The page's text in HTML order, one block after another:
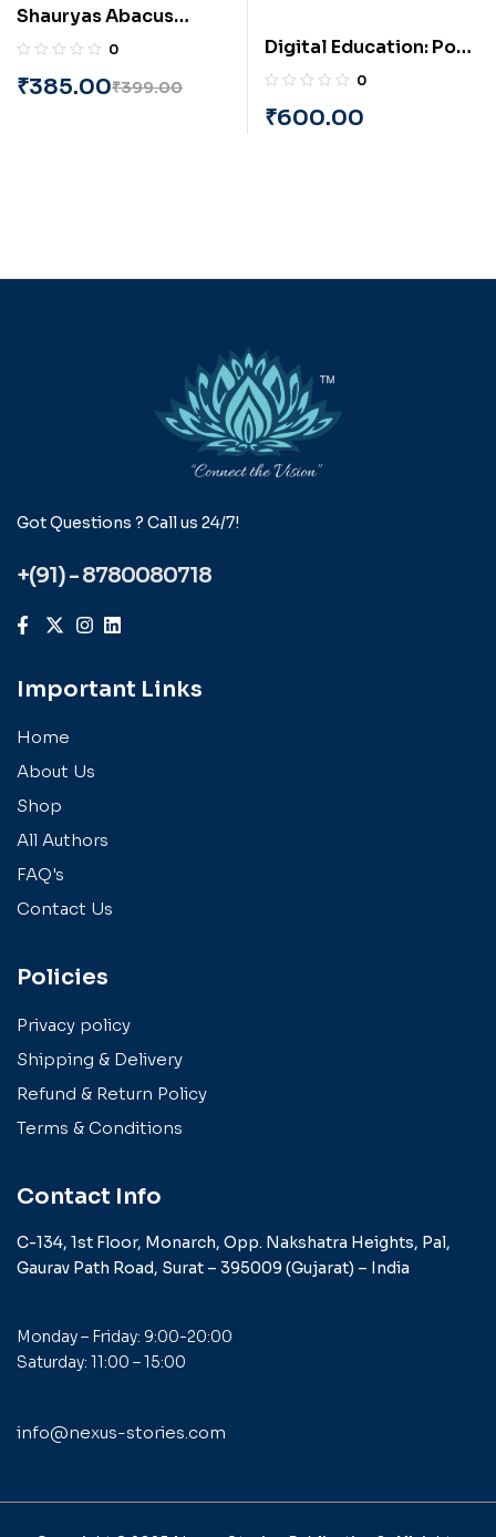
Shauryas Abacus
Level-1 (English) BY
0
₹399.00
₹385.00
Digital Education: Post
COVID Era (English) By
0
₹600.00
Got Questions ? Call us 24/7!
+(91) - 8780080718
Important Links
Home
About Us
Shop
All Authors
FAQ's
Contact Us
Policies
Privacy policy
Shipping & Delivery
Refund & Return Policy
Terms & Conditions
Contact Info
C-134, 1st Floor, Monarch, Opp. Nakshatra Heights, Pal,
Gaurav Path Road, Surat – 395009 (Gujarat) – India
Monday – Friday: 9:00-20:00
Saturday: 11:00 – 15:00
info@nexus-stories.com